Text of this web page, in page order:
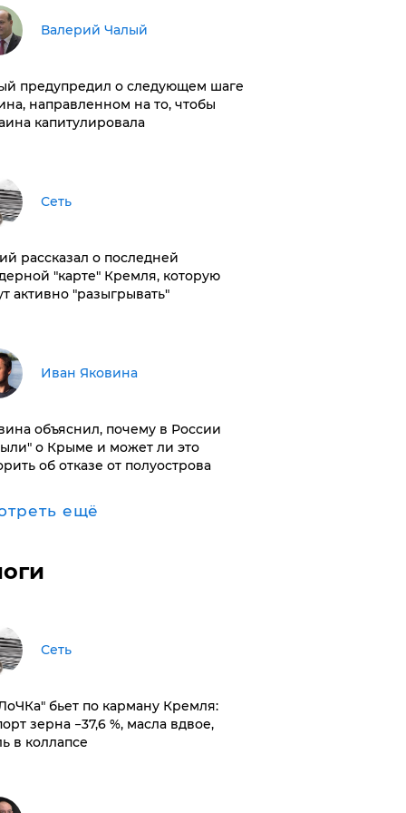
Валерий Чалый
предупредил о следующем шаге
направленном на то, чтобы
капитулировала
Сеть
рассказал о последней
"карте" Кремля, которую
активно "разыгрывать"
Иван Яковина
объяснил, почему в России
о Крыме и может ли это
об отказе от полуострова
ещё
Сеть
бьет по карману Кремля:
зерна −37,6 %, масла вдвое,
в коллапсе